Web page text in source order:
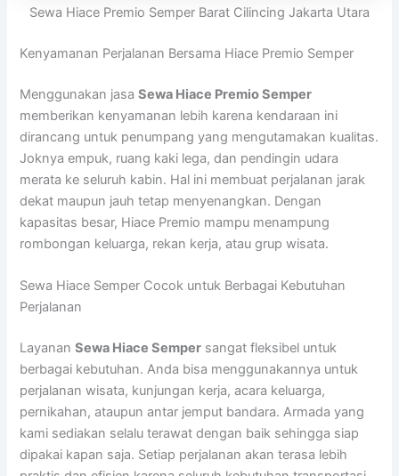
Sewa Hiace Premio Semper Barat Cilincing Jakarta Utara
Kenyamanan Perjalanan Bersama Hiace Premio Semper
Menggunakan jasaSewa Hiace Premio Semper
memberikan kenyamanan lebih karena kendaraan ini
dirancang untuk penumpang yang mengutamakan kualitas.
Joknya empuk, ruang kaki lega, dan pendingin udara
merata ke seluruh kabin. Hal ini membuat perjalanan jarak
dekat maupun jauh tetap menyenangkan. Dengan
kapasitas besar, Hiace Premio mampu menampung
rombongan keluarga, rekan kerja, atau grup wisata.
Sewa Hiace Semper Cocok untuk Berbagai Kebutuhan
Perjalanan
LayananSewa Hiace Semper sangat fleksibel untuk
berbagai kebutuhan. Anda bisa menggunakannya untuk
perjalanan wisata, kunjungan kerja, acara keluarga,
pernikahan, ataupun antar jemput bandara. Armada yang
kami sediakan selalu terawat dengan baik sehingga siap
dipakai kapan saja. Setiap perjalanan akan terasa lebih